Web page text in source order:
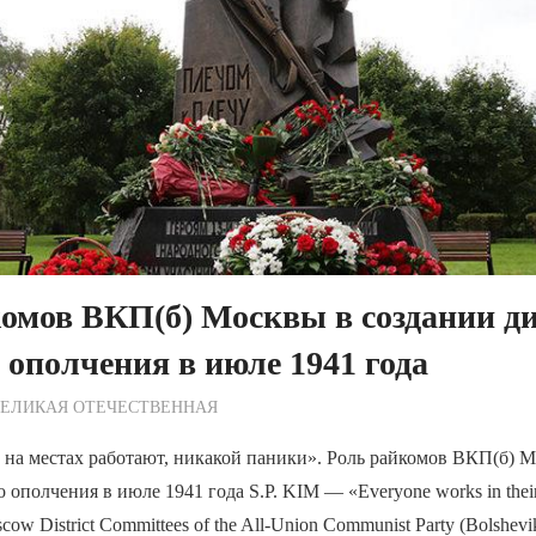
ВКП(б) Москвы в создании
ополчения в июле 1941 года
по Редакции
ОТЕЧЕСТВЕННАЯ
работают, никакой паники». Роль райкомов ВКП(б)
ополчения в июле 1941 года S.P. KIM — «Everyone works in
District Committees of the All-Union Communist Party